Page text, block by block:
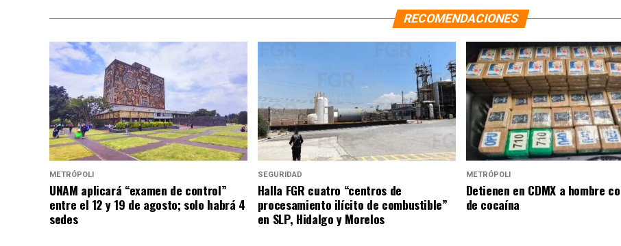
RECOMENDACIONES
METRÓPOLI
UNAM aplicará “examen de control”
entre el 12 y 19 de agosto; solo habrá 4
sedes
SEGURIDAD
Halla FGR cuatro “centros de
procesamiento ilícito de combustible”
en SLP, Hidalgo y Morelos
METRÓPOLI
Detienen en CDMX a hombre
de cocaína